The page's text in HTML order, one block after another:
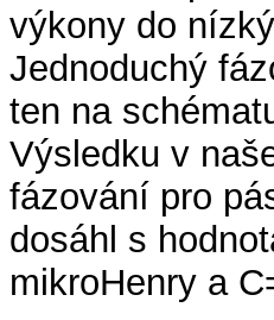
výkony do
Jednoduchý
ten na
Výsledku v
fázování pro
dosáhl s
mikroHenry a